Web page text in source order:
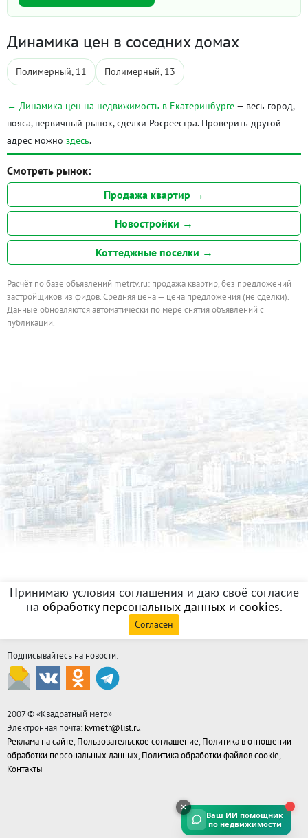
Динамика цен в соседних домах
Полимерный, 11 Полимерный, 13
← Динамика цен на недвижимость в Екатеринбурге — весь город,
пояса, первичный рынок, сделки Росреестра. Проверить другой
адрес можно здесь.
Смотреть рынок:
Продажа квартир →
Новостройки →
Коттеджные поселки →
Расчёт по базе объявлений metrtv.ru: продажа квартир, без предложений
застройщиков из фидов. Средняя цена — цена предложения (не сделки).
Данные обновляются автоматически по мере снятия объявлений с
публикации.
Принимаю условия соглашения и даю своё согласие
на обработку персональных данных и cookies.
Согласен
Подписывайтесь на новости:
2007 © «Квадратный метр»
Электронная почта: kvmetr@list.ru
Реклама на сайте, Пользовательское соглашение, Политика в отношении
обработки персональных данных, Политика обработки файлов cookie,
Контакты
Ваш ИИ помощник
по недвижимости